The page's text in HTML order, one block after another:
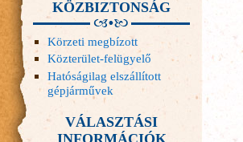
KÖZBIZTONSÁG
Körzeti megbízott
Közterület-felügyelő
Hatóságilag elszállított
gépjárművek
VÁLASZTÁSI
INFORMÁCIÓK